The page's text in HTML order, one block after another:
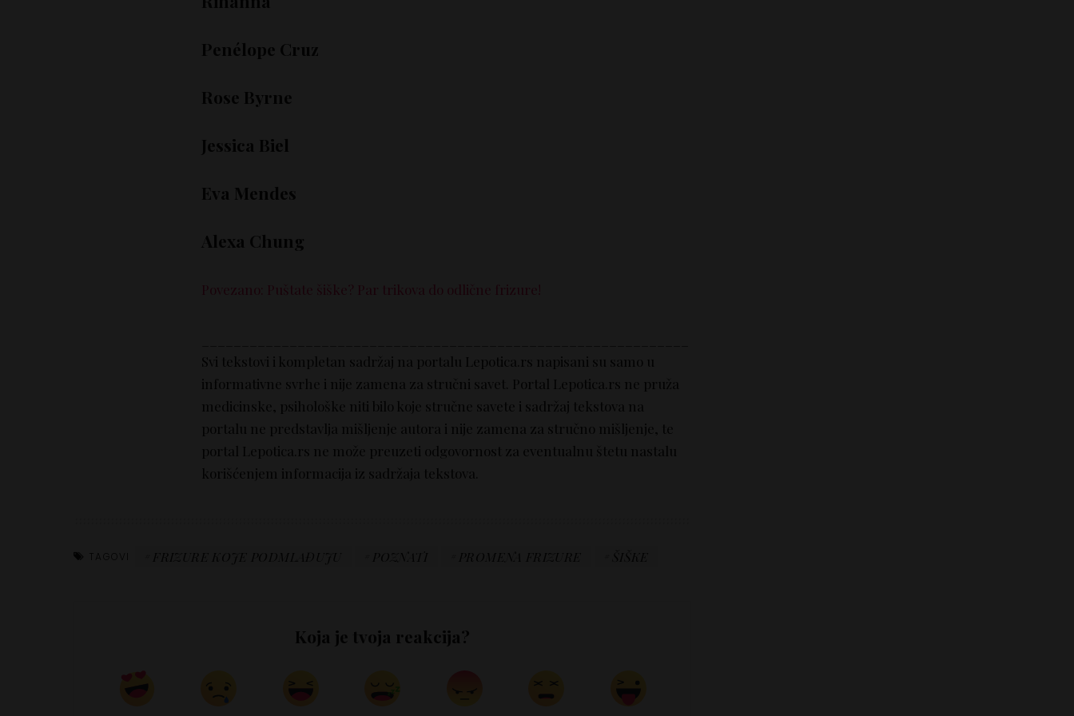
Penélope Cruz
Rose Byrne
Jessica Biel
Eva Mendes
Alexa Chung
Povezano: Puštate šiške? Par trikova do odlične frizure!
Svi tekstovi i kompletan sadržaj na portalu Lepotica.rs napisani su samo u
informativne svrhe i nije zamena za stručni savet. Portal Lepotica.rs ne pruža
medicinske, psihološke niti bilo koje stručne savete i sadržaj tekstova na
portalu ne predstavlja mišljenje autora i nije zamena za stručno mišljenje, te
portal Lepotica.rs ne može preuzeti odgovornost za eventualnu štetu nastalu
korišćenjem informacija iz sadržaja tekstova.
TAGOVI
Koja je tvoja reakcija?